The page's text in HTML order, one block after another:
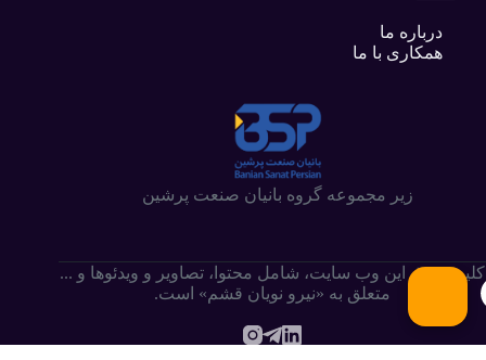
درباره ما
همکاری با ما
زیر مجموعه گروه بانیان صنعت پرشین
کلیه حقوق این وب سایت،‌ شامل محتوا، تصاویر و ویدئوها و ...
متعلق به «نیرو نویان قشم» است.